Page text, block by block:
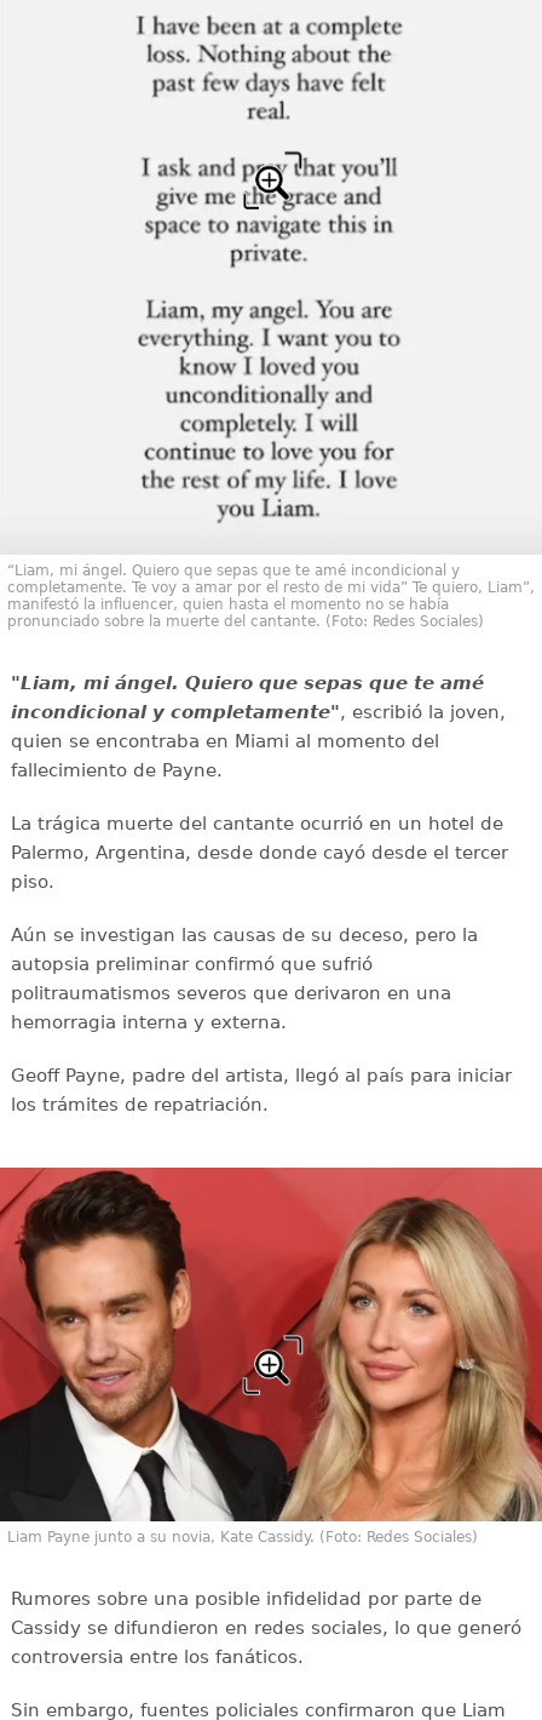
“Liam, mi ángel. Quiero que sepas que te amé incondicional y
completamente. Te voy a amar por el resto de mi vida” Te quiero, Liam”,
manifestó la influencer, quien hasta el momento no se había
pronunciado sobre la muerte del cantante. (Foto: Redes Sociales)
"Liam, mi ángel. Quiero que sepas que te amé
incondicional y completamente", escribió la joven,
quien se encontraba en Miami al momento del
fallecimiento de Payne.
La trágica muerte del cantante ocurrió en un hotel de
Palermo, Argentina, desde donde cayó desde el tercer
piso.
Aún se investigan las causas de su deceso, pero la
autopsia preliminar confirmó que sufrió
politraumatismos severos que derivaron en una
hemorragia interna y externa.
Geoff Payne, padre del artista, llegó al país para iniciar
los trámites de repatriación.
Liam Payne junto a su novia, Kate Cassidy. (Foto: Redes Sociales)
Rumores sobre una posible infidelidad por parte de
Cassidy se difundieron en redes sociales, lo que generó
controversia entre los fanáticos.
Sin embargo, fuentes policiales confirmaron que Liam